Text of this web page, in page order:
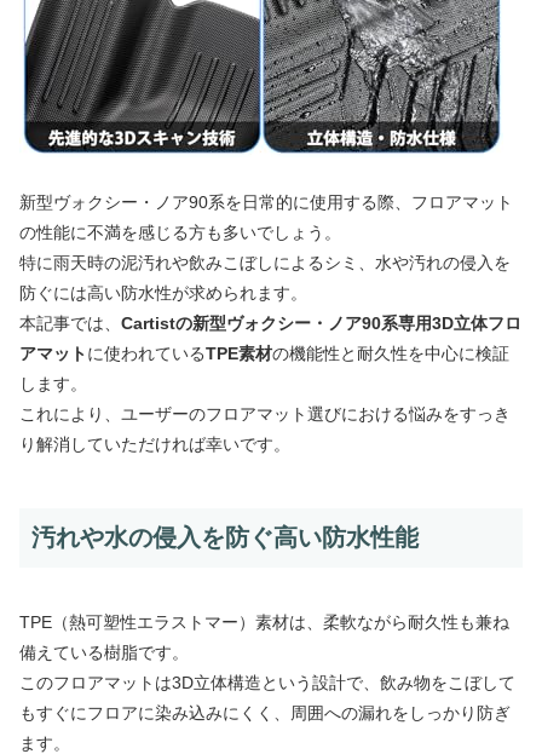
新型ヴォクシー・ノア90系を日常的に使用する際、フロアマット
の性能に不満を感じる方も多いでしょう。
特に雨天時の泥汚れや飲みこぼしによるシミ、水や汚れの侵入を
防ぐには高い防水性が求められます。
本記事では、 Cartistの新型ヴォクシー・ノア90系専用3D立体フロ
アマットに使われているTPE素材の機能性と耐久性を中心に検証
します。
これにより、ユーザーのフロアマット選びにおける悩みをすっき
り解消していただければ幸いです。
汚れや水の侵入を防ぐ高い防水性能
TPE（熱可塑性エラストマー）素材は、柔軟ながら耐久性も兼ね
備えている樹脂です。
このフロアマットは3D立体構造という設計で、飲み物をこぼして
もすぐにフロアに染み込みにくく、周囲への漏れをしっかり防ぎ
ます。